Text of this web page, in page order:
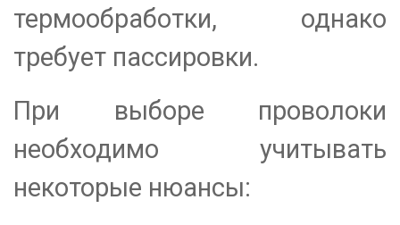
термообработки, однако
требует пассировки.
При выборе проволоки
необходимо учитывать
некоторые нюансы: